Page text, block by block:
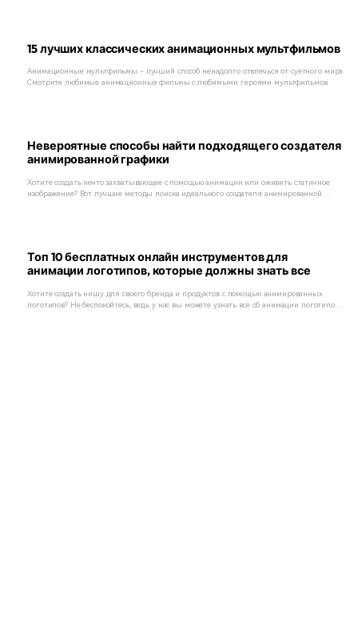
15 лучших классических анимационных мультфильмов
Анимационные мультфильмы - лучший способ ненадолго отвлечься от суетного мира.
Смотрите любимые анимационные фильмы с любимыми героями мультфильмов.
Невероятные способы найти подходящего создателя
анимированной графики
Хотите создать нечто захватывающее с помощью анимации или оживить статичное
изображение? Вот лучшие методы поиска идеального создателя анимированной
Топ 10 бесплатных онлайн инструментов для
анимации логотипов, которые должны знать все
Хотите создать нишу для своего бренда и продуктов с помощью анимированных
логотипов? Не беспокойтесь, ведь у нас вы можете узнать все об анимации логотипов и